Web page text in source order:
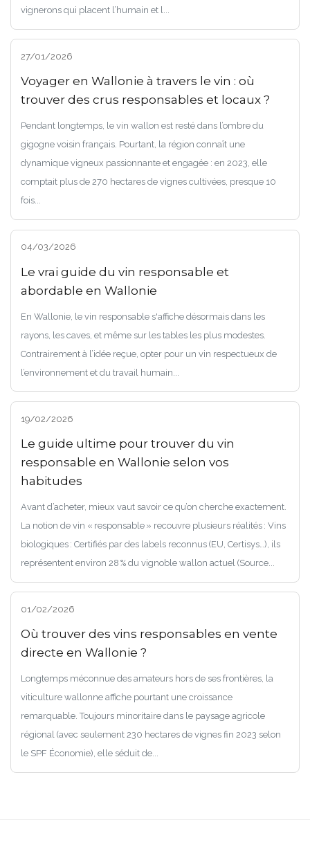
vignerons qui placent l’humain et l...
27/01/2026
Voyager en Wallonie à travers le vin : où
trouver des crus responsables et locaux ?
Pendant longtemps, le vin wallon est resté dans l’ombre du
gigogne voisin français. Pourtant, la région connaît une
dynamique vigneux passionnante et engagée : en 2023, elle
comptait plus de 270 hectares de vignes cultivées, presque 10
fois...
04/03/2026
Le vrai guide du vin responsable et
abordable en Wallonie
En Wallonie, le vin responsable s'affiche désormais dans les
rayons, les caves, et même sur les tables les plus modestes.
Contrairement à l’idée reçue, opter pour un vin respectueux de
l’environnement et du travail humain...
19/02/2026
Le guide ultime pour trouver du vin
responsable en Wallonie selon vos
habitudes
Avant d’acheter, mieux vaut savoir ce qu’on cherche exactement.
La notion de vin « responsable » recouvre plusieurs réalités : Vins
biologiques : Certifiés par des labels reconnus (EU, Certisys…), ils
représentent environ 28 % du vignoble wallon actuel (Source...
01/02/2026
Où trouver des vins responsables en vente
directe en Wallonie ?
Longtemps méconnue des amateurs hors de ses frontières, la
viticulture wallonne affiche pourtant une croissance
remarquable. Toujours minoritaire dans le paysage agricole
régional (avec seulement 230 hectares de vignes fin 2023 selon
le SPF Économie), elle séduit de...